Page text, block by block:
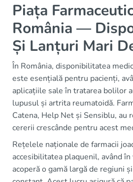
Piața
România —
Și Lanțuri Mari
În România, disponibilitatea
este esențială pentru pacienți,
aplicațiile sale în tratarea bolilor
lupusul și artrita reumatoidă.
Catena, Help Net și Sensiblu, au
cererii crescânde pentru acest
Rețelele naționale de farmacii
accesibilitatea plaquenil, având în
acoperă o gamă largă de regiuni